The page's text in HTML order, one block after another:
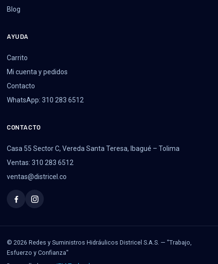
Blog
AYUDA
Carrito
Mi cuenta y pedidos
Contacto
WhatsApp: 310 283 6512
CONTACTO
Casa 55 Sector C, Vereda Santa Teresa, Ibagué – Tolima
Ventas: 310 283 6512
ventas@districel.co
© 2026 Redes y Suministros Hidráulicos Districel S.A.S. — "Trabajo,
Esfuerzo y Confianza"